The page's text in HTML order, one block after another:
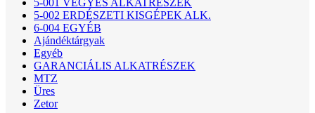
5-001 VEGYES ALKATRÉSZEK
5-002 ERDÉSZETI KISGÉPEK ALK.
6-004 EGYÉB
Ajándéktárgyak
Egyéb
GARANCIÁLIS ALKATRÉSZEK
MTZ
Üres
Zetor